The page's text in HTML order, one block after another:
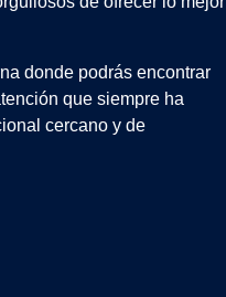
donde podrás encontrar
que siempre ha
cercano y de